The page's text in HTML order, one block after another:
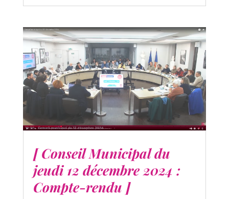
[ Conseil Municipal du
jeudi 12 décembre 2024 :
Compte-rendu ]